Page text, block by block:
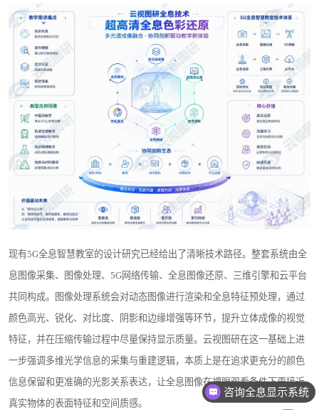
现有5G全息智慧教室的设计研究已经给出了清晰技术路径。整套系统由全
息图像采集、图像处理、5G网络传输、全息图像还原、三维引擎和云平台
共同构成。图像处理系统会对动态图像进行渲染和全息特征预处理，通过
颜色高光、锐化、对比度、阴影和边缘增强等环节，提升立体成像的视觉
特征，并在压缩传输过程中尽量保持显示质量。云视图研在这一基础上进
一步强调多维光学信息的采集与重建逻辑，本质上是在追求更充分的颜色
信息保留和更准确的光影关系表达，让全息图像在裸眼观看条件下更接近
真实物体的表面特征和空间质感。
咨询全息显示系统